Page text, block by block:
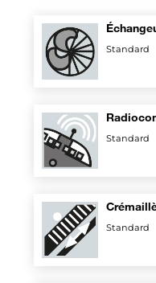
Standard
Standard
Standard